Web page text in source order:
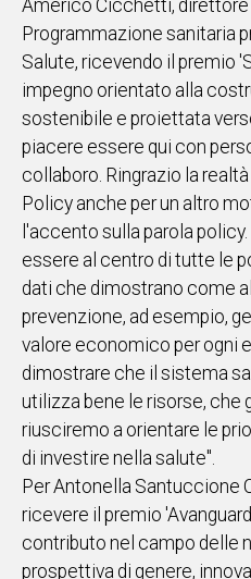
Americo Cicchetti, direttore
Programmazione sanitaria
Salute, ricevendo il premio
impegno orientato alla
sostenibile e proiettata
piacere essere qui con
collaboro. Ringrazio la
Policy anche per un altro
l'accento sulla parola
essere al centro di tutte le
dati che dimostrano come
prevenzione, ad esempio,
valore economico per ogni
dimostrare che il sistema
utilizza bene le risorse, che
riusciremo a orientare le
di investire nella salute".
Per Antonella Santuccione
ricevere il premio
contributo nel campo delle
prospettiva di genere,